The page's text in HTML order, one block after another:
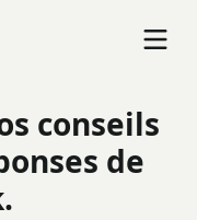
conseils
de